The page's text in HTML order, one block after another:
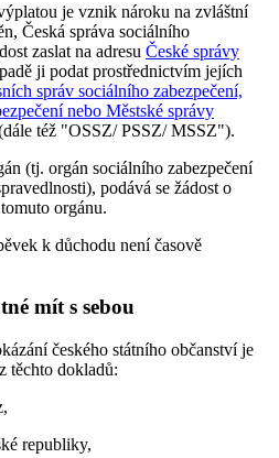
je vznik nároku na zvláštní
Česká správa sociálního
zaslat na adresu České správy
ji podat prostřednictvím jejích
správ sociálního zabezpečení,
nebo Městské správy
též "OSSZ/ PSSZ/ MSSZ").
(tj. orgán sociálního zabezpečení
podává se žádost o
orgánu.
k důchodu není časově
mít s sebou
českého státního občanství je
těchto dokladů:
republiky,